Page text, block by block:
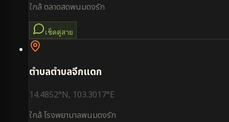
ใกล้ตลาดสดพนมดงรัก
เช็คคู่สาย
ตำบลตำบลจีกแดก
14.4852°N, 103.3017°E
ใกล้โรงพยาบาลพนมดงรัก